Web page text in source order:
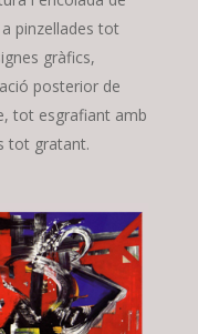
pinzellades tot
gràfics,
posterior de
tot esgrafiant amb
tot gratant.